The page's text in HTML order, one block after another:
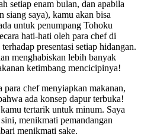
setiap enam bulan, dan apabila
siang saya), kamu akan bisa
untuk penumpang Tohoku
hati-hati oleh para chef di
presentasi setiap hidangan.
menghabiskan lebih banyak
ketimbang mencicipinya!
chef menyiapkan makanan,
ada konsep dapur terbuka!
tertarik untuk minum. Saya
menikmati pemandangan
menikmati sake.